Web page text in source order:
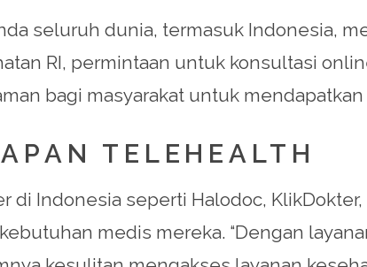
seluruh dunia, termasuk Indonesia,
RI, permintaan untuk konsultasi
bagi masyarakat untuk
TELEHEALTH
di Indonesia seperti Halodoc,
medis mereka. “Dengan